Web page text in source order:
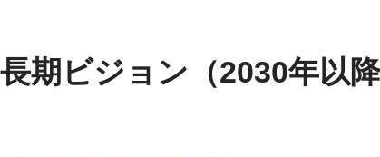
長期ビジョン（2030年以降